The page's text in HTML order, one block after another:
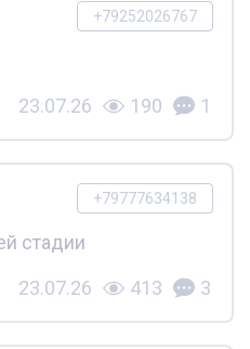
+79252026767
23.07.26 190 1
+79777634138
стадии
23.07.26 413 3